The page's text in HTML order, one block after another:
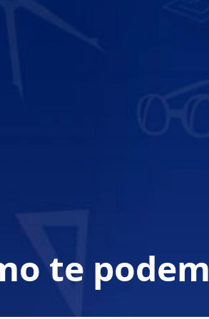
te